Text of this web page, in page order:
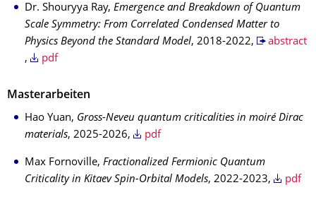
Dr. Shouryya Ray, Emergence and Breakdown of Quantum
Scale Symmetry: From Correlated Condensed Matter to
Physics Beyond the Standard Model, 2018-2022,
abstract
,
pdf
Masterarbeiten
Hao Yuan, Gross-Neveu quantum criticalities in moiré Dirac
materials, 2025-2026, pdf
Max Fornoville, Fractionalized Fermionic Quantum
Criticality in Kitaev Spin-Orbital Models, 2022-2023, pdf